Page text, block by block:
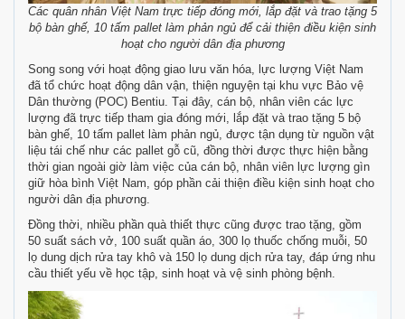
Các quân nhân Việt Nam trực tiếp đóng mới, lắp đặt và trao tặng 5
bộ bàn ghế, 10 tấm pallet làm phản ngủ để cải thiện điều kiện sinh
hoạt cho người dân địa phương
Song song với hoạt động giao lưu văn hóa, lực lượng Việt Nam
đã tổ chức hoạt động dân vận, thiện nguyện tại khu vực Bảo vệ
Dân thường (POC) Bentiu. Tại đây, cán bộ, nhân viên các lực
lượng đã trực tiếp tham gia đóng mới, lắp đặt và trao tặng 5 bộ
bàn ghế, 10 tấm pallet làm phản ngủ, được tận dụng từ nguồn vật
liệu tái chế như các pallet gỗ cũ, đồng thời được thực hiện bằng
thời gian ngoài giờ làm việc của cán bộ, nhân viên lực lượng gìn
giữ hòa bình Việt Nam, góp phần cải thiện điều kiện sinh hoạt cho
người dân địa phương.
Đồng thời, nhiều phần quà thiết thực cũng được trao tặng, gồm
50 suất sách vở, 100 suất quần áo, 300 lọ thuốc chống muỗi, 50
lọ dung dịch rửa tay khô và 150 lọ dung dịch rửa tay, đáp ứng nhu
cầu thiết yếu về học tập, sinh hoạt và vệ sinh phòng bệnh.